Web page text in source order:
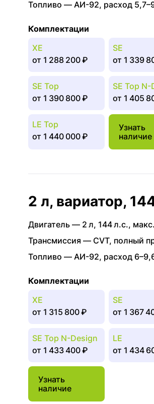
Топливо — АИ-92, расход
Комплектации
XE
от 1 288 200 ₽
SE
от 1 339
SE Top
от 1 390 800 ₽
SE Top
от 1 405
LE Top
от 1 440 000 ₽
Узнать
наличие
2 л, вариатор,
Двигатель — 2 л, 144 л.с.,
Трансмиссия — CVT, полный
Топливо — АИ-92, расход
Комплектации
XE
от 1 315 800 ₽
SE
от 1 367
SE Top N-Design
от 1 433 400 ₽
LE
от 1 434
Узнать
наличие